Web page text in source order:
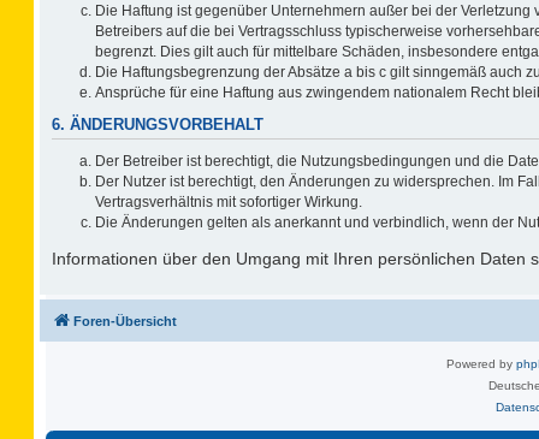
Die Haftung ist gegenüber Unternehmern außer bei der
Betreibers auf die bei Vertragsschluss typischerweise
begrenzt. Dies gilt auch für mittelbare Schäden, insbesondere
Die Haftungsbegrenzung der Absätze a bis c gilt sinngemäß auch
Ansprüche für eine Haftung aus zwingendem nationalem Recht
6. ÄNDERUNGSVORBEHALT
Der Betreiber ist berechtigt, die Nutzungsbedingungen und die
Der Nutzer ist berechtigt, den Änderungen zu widersprechen. Im
Vertragsverhältnis mit sofortiger Wirkung.
Die Änderungen gelten als anerkannt und verbindlich, wenn der
Informationen über den Umgang mit Ihren persönlichen Daten
Foren-Übersicht
Powered by